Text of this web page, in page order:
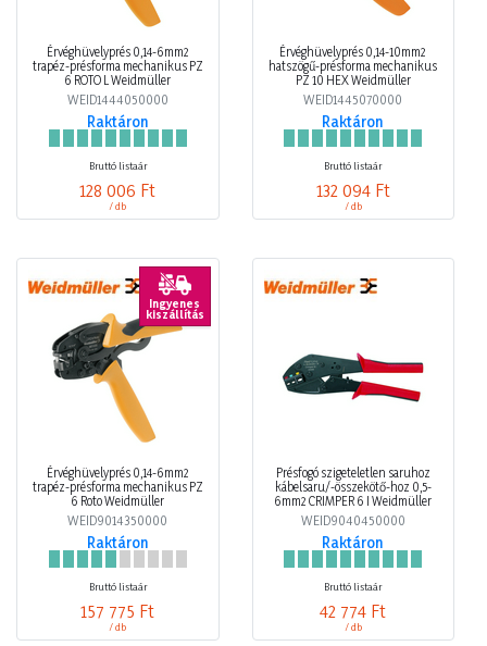
Érvéghüvelyprés 0,14-6mm2
trapéz-présforma mechanikus PZ
6 ROTO L Weidmüller
WEID1444050000
Raktáron
Bruttó listaár
128 006 Ft
/ db
Érvéghüvelyprés 0,14-10mm2
hatszögű-présforma mechanikus
PZ 10 HEX Weidmüller
WEID1445070000
Raktáron
Bruttó listaár
132 094 Ft
/ db
Ingyenes
kiszállítás
Érvéghüvelyprés 0,14-6mm2
trapéz-présforma mechanikus PZ
6 Roto Weidmüller
WEID9014350000
Raktáron
Bruttó listaár
157 775 Ft
/ db
Présfogó szigeteletlen saruhoz
kábelsaru/-összekötő-hoz 0,5-
6mm2 CRIMPER 6 I Weidmüller
WEID9040450000
Raktáron
Bruttó listaár
42 774 Ft
/ db